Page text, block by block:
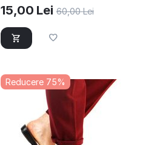
15,00 Lei 60,00 Lei
Reducere 75%